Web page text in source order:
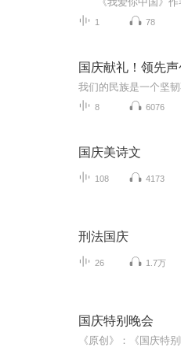
1 78
国庆献礼！领先
8 6076
国庆美诗文
108 4173
刑法国庆
26 1.7万
国庆特别晚会